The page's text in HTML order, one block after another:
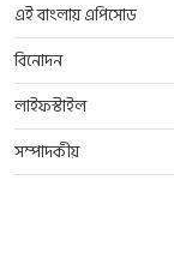
এই বাংলায় এপিসোড
বিনোদন
লাইফস্টাইল
সম্পাদকীয়